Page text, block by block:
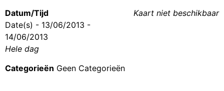
Kaart niet beschikbaar
Datum/Tijd
Date(s) - 13/06/2013 -
14/06/2013
Hele dag
Categorieën Geen Categorieën